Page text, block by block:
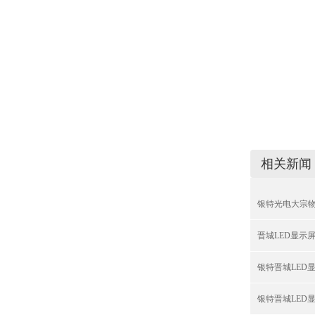
相关新闻
银特光电大宗
晋城LED显示
银特晋城LED
银特晋城LED